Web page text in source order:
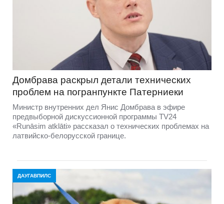
Домбравa раскрыл детали технических
проблем на погранпункте Патерниеки
Министр внутренних дел Янис Домбрава в эфире
предвыборной дискуссионной программы TV24
«Runāsim atklāti» рассказал о технических проблемах на
латвийско-белорусской границе.
ДАУГАВПИЛС